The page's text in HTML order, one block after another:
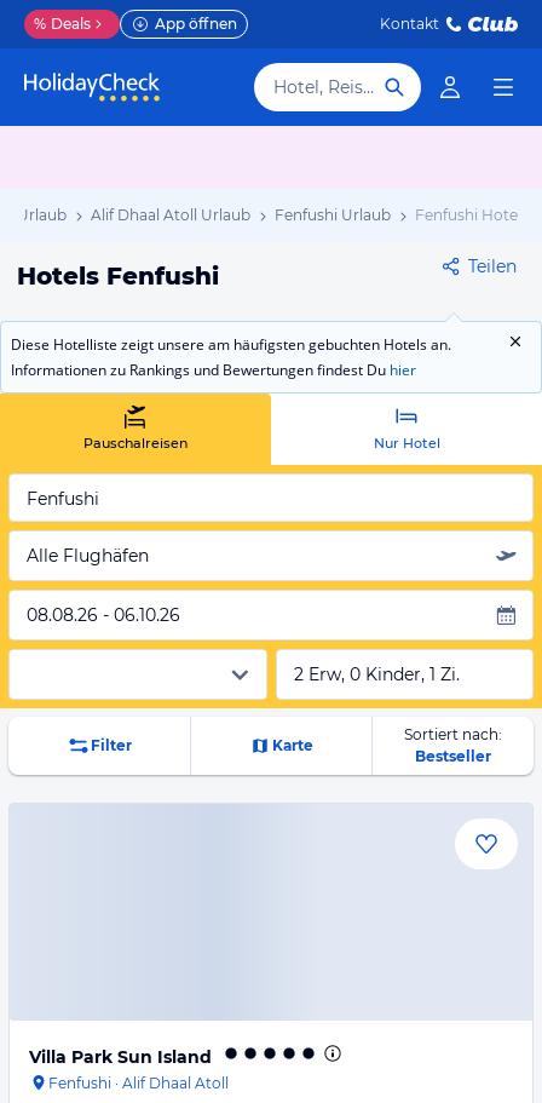
% Deals App öffnen Kontakt
Hotel, Reiseziel
Urlaub Alif Dhaal Atoll Urlaub Fenfushi Urlaub Fenfushi Hotels
Hotels Fenfushi Teilen
Diese Hotelliste zeigt unsere am häufigsten gebuchten Hotels an.
Informationen zu Rankings und Bewertungen findest Du hier
Pauschalreisen Nur Hotel
Fenfushi
Alle Flughäfen
08.08.26 - 06.10.26
2 Erw, 0 Kinder, 1 Zi.
Filter Karte
Sortiert nach:
Bestseller
Villa Park Sun Island
Fenfushi · Alif Dhaal Atoll